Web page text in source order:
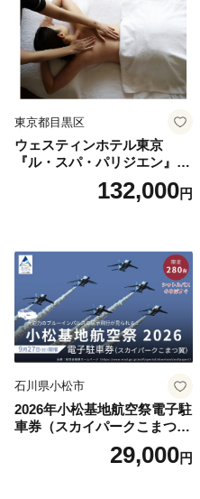
東京都目黒区
ウェスティンホテル東京
『ル・スパ・パリジエン』選
べるボディセラピー90分/1名
132,000円
石川県小松市
2026年小松基地航空祭電子駐
車券（スカイパークこまつ
翼） 駐車場 シャトルバスの
りばすぐ 石川県 小松市
29,000円